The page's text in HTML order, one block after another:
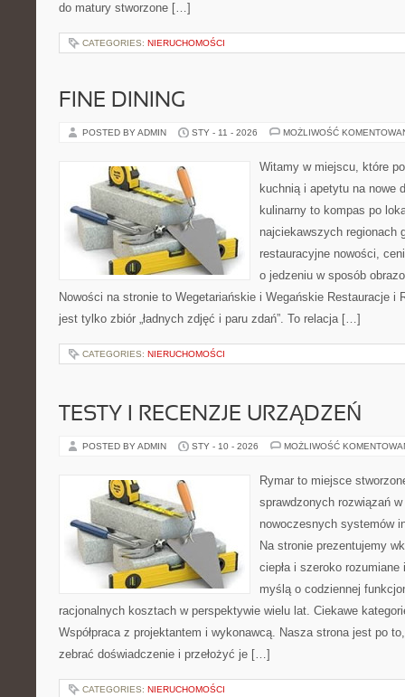
do matury stworzone […]
CATEGORIES: NIERUCHOMOŚCI
FINE DINING
POSTED BY ADMIN STY - 11 - 2026 MOŻLIWOŚĆ
Witamy w miejscu, które
kuchnią i apetytu na nowe
kulinarny to kompas po
najciekawszych regionach
restauracyjne nowości,
o jedzeniu w sposób
Nowości na stronie to Wegetariańskie i Wegańskie Restauracje i
jest tylko zbiór „ładnych zdjęć i paru zdań”. To relacja […]
CATEGORIES: NIERUCHOMOŚCI
TESTY I RECENZJE URZĄDZEŃ
POSTED BY ADMIN STY - 10 - 2026 MOŻLIWOŚĆ
Rymar to miejsce
sprawdzonych rozwiązań
nowoczesnych systemów
Na stronie prezentujemy
ciepła i szeroko
myślą o codziennej
racjonalnych kosztach w perspektywie wielu lat. Ciekawe
Współpraca z projektantem i wykonawcą. Nasza strona jest po
zebrać doświadczenie i przełożyć je […]
CATEGORIES: NIERUCHOMOŚCI